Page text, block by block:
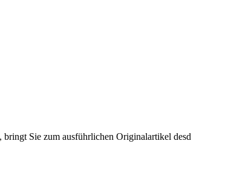
, bringt Sie zum ausführlichen Originalartikel desd